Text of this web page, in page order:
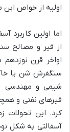
اولیه از خواص
اما اولین
از قیر و مصالح
اواخر قرن نوزدهم
سنگفرش شن یا
شیمی و مهندسی
قیرهای نفتی و
کرد. این تحولات
آسفالتی به شکل